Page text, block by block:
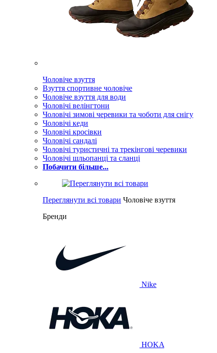
Чоловіче взуття
Взуття спортивне чоловіче
Чоловіче взуття для води
Чоловічі велінгтони
Чоловічі зимові черевики та чоботи для снігу
Чоловічі кеди
Чоловічі кросівки
Чоловічі сандалі
Чоловічі туристичні та трекінгові черевики
Чоловічі шльопанці та сланці
Побачити більше...
Переглянути всі товари Чоловіче взуття
Бренди
Nike
HOKA